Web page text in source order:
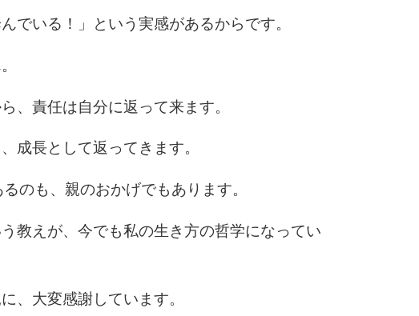
でいる！」という実感があるからです。
、責任は自分に返って来ます。
成長として返ってきます。
のも、親のおかげでもあります。
教えが、今でも私の生き方の哲学になってい
、大変感謝しています。